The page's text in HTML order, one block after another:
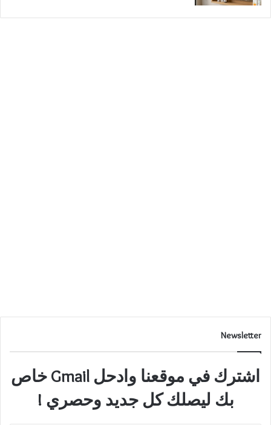
Newsletter
اشترك في موقعنا وادحل Gmail خاص
بك ليصلك كل جديد وحصري !